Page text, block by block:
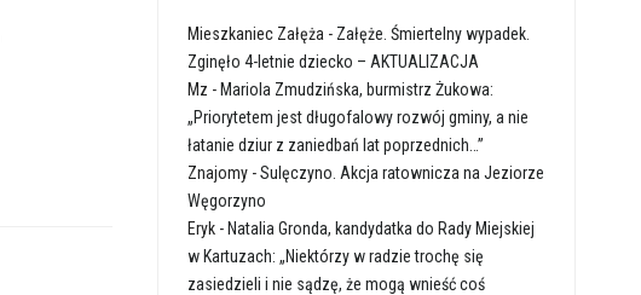
Mieszkaniec Załęża - Załęże. Śmiertelny wypadek.
Zginęło 4-letnie dziecko – AKTUALIZACJA
Mz - Mariola Zmudzińska, burmistrz Żukowa:
„Priorytetem jest długofalowy rozwój gminy, a nie
łatanie dziur z zaniedbań lat poprzednich…”
Znajomy -Sulęczyno. Akcja ratownicza na Jeziorze
Węgorzyno
Eryk - Natalia Gronda, kandydatka do Rady Miejskiej
w Kartuzach: „Niektórzy w radzie trochę się
zasiedzieli i nie sądzę, że mogą wnieść coś